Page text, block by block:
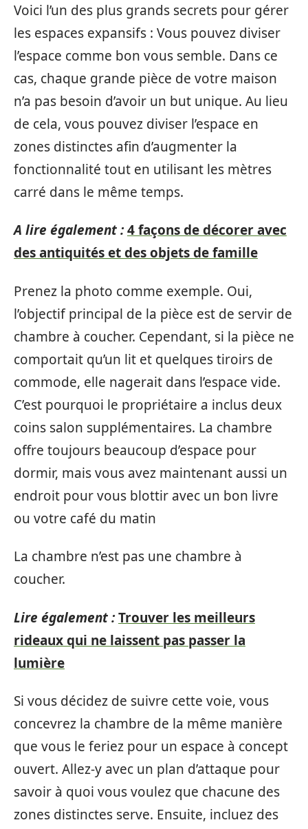
Voici l’un des plus grands secrets pour gérer
les espaces expansifs : Vous pouvez diviser
l’espace comme bon vous semble. Dans ce
cas, chaque grande pièce de votre maison
n’a pas besoin d’avoir un but unique. Au lieu
de cela, vous pouvez diviser l’espace en
zones distinctes afin d’augmenter la
fonctionnalité tout en utilisant les mètres
carré dans le même temps.
A lire également :4 façons de décorer avec
des antiquités et des objets de famille
Prenez la photo comme exemple. Oui,
l’objectif principal de la pièce est de servir de
chambre à coucher. Cependant, si la pièce ne
comportait qu’un lit et quelques tiroirs de
commode, elle nagerait dans l’espace vide.
C’est pourquoi le propriétaire a inclus deux
coins salon supplémentaires. La chambre
offre toujours beaucoup d’espace pour
dormir, mais vous avez maintenant aussi un
endroit pour vous blottir avec un bon livre
ou votre café du matin
La chambre n’est pas une chambre à
coucher.
Lire également :Trouver les meilleurs
rideaux qui ne laissent pas passer la
lumière
Si vous décidez de suivre cette voie, vous
concevrez la chambre de la même manière
que vous le feriez pour un espace à concept
ouvert. Allez-y avec un plan d’attaque pour
savoir à quoi vous voulez que chacune des
zones distinctes serve. Ensuite, incluez des